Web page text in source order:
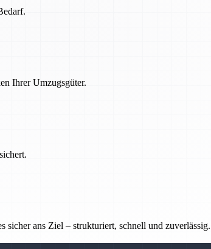
Ihrer Umzugsgüter.
sicher ans Ziel – strukturiert, schnell und zuverlässig.